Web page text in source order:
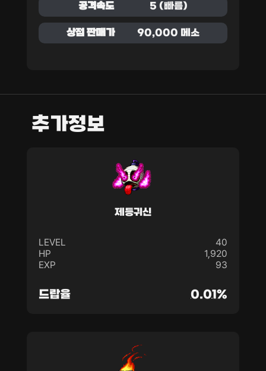
공격속도 5 (빠름)
상점 판매가 90,000 메소
추가정보
제등귀신
LEVEL
40
HP
1,920
EXP
93
드랍율 0.01%